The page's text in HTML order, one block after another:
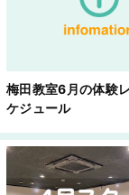
梅田教室6月の体験
ケジュール